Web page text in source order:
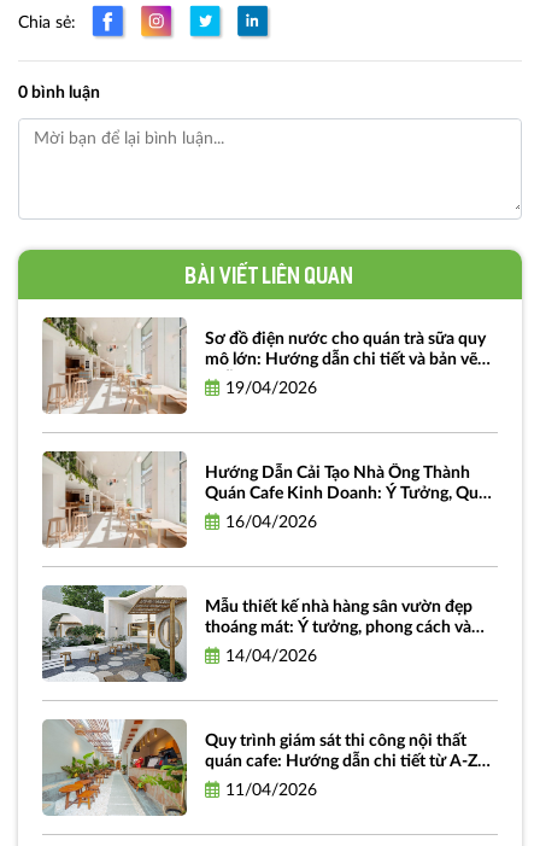
Chia sẻ:
0 bình luận
Bài viết liên quan
Sơ đồ điện nước cho quán trà sữa quy
mô lớn: Hướng dẫn chi tiết và bản vẽ
miễn phí
19/04/2026
Hướng Dẫn Cải Tạo Nhà Ống Thành
Quán Cafe Kinh Doanh: Ý Tưởng, Quy
Trình Và Chi Phí
16/04/2026
Mẫu thiết kế nhà hàng sân vườn đẹp
thoáng mát: Ý tưởng, phong cách và
hình ảnh truyền cảm hứng
14/04/2026
Quy trình giám sát thi công nội thất
quán cafe: Hướng dẫn chi tiết từ A-Z
dành cho chủ đầu tư
11/04/2026